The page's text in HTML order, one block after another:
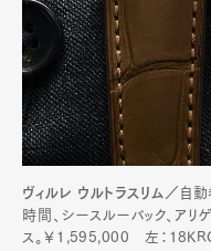
ヴィルレ ウルトラスリム／ 自動
時間、シースルーバック、アリ
ス。￥1,595,000 左：